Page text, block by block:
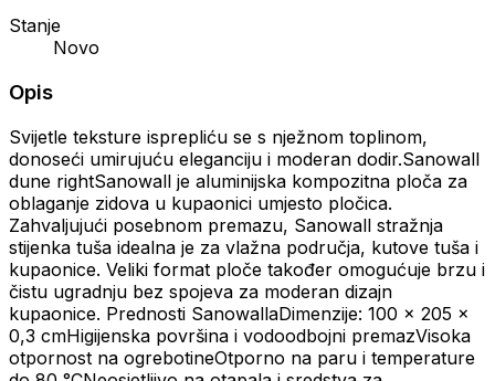
Stanje
Novo
Opis
Svijetle teksture isprepliću se s nježnom toplinom,
donoseći umirujuću eleganciju i moderan dodir.Sanowall
dune rightSanowall je aluminijska kompozitna ploča za
oblaganje zidova u kupaonici umjesto pločica.
Zahvaljujući posebnom premazu, Sanowall stražnja
stijenka tuša idealna je za vlažna područja, kutove tuša i
kupaonice. Veliki format ploče također omogućuje brzu i
čistu ugradnju bez spojeva za moderan dizajn
kupaonice. Prednosti SanowallaDimenzije: 100 x 205 x
0,3 cmHigijenska površina i vodoodbojni premazVisoka
otpornost na ogrebotineOtporno na paru i temperature